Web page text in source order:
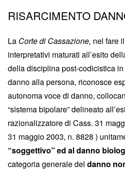
RISARCIMENTO
La Corte di Cassazione, nel fare
interpretativi maturati all’esito
della disciplina post-codicistica
danno alla persona, riconosce
autonoma voce di danno,
“sistema bipolare” delineato
razionalizzatore di Cass. 31
31 maggio 2003, n. 8828 )
“soggettivo” ed al danno
categoria generale del danno